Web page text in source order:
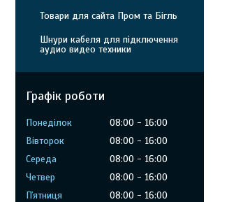
Товари для сайта Пром та Бігль
Шнури кабеля для підключення
аудио видео техники
Графік роботи
Понеділок 08:00
16:00
Вівторок
08:00
16:00
Середа
08:00
16:00
Четвер
08:00
16:00
Пʼятниця
08:00
16:00